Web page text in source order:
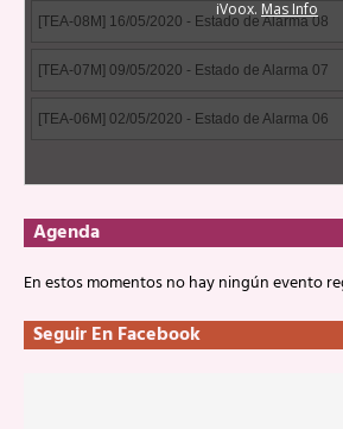
Agenda
En estos momentos no hay ningún evento
Seguir En Facebook